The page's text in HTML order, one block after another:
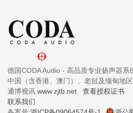
德国CODA Audio - 高品质专业扬声器系
中国（含香港、澳门）、老挝及缅甸地
通博视讯 www.zjtb.net
查看授权证书
联系我们